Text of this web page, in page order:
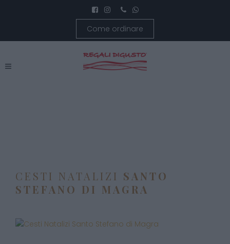
Come ordinare
CESTI NATALIZI SANTO
STEFANO DI MAGRA